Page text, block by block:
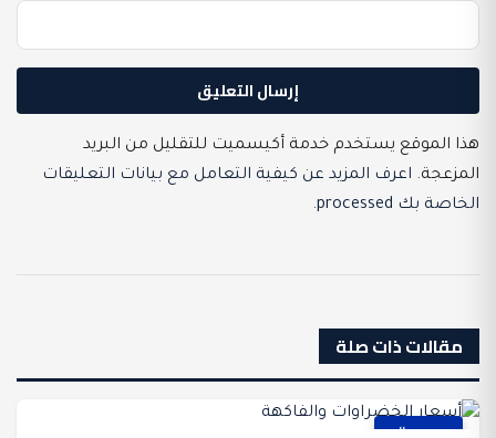
هذا الموقع يستخدم خدمة أكيسميت للتقليل من البريد
المزعجة. اعرف المزيد عن كيفية التعامل مع بيانات التعليقات
الخاصة بك processed
.
مقالات ذات صلة